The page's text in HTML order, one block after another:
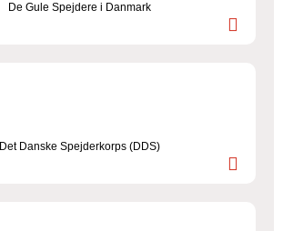
De Gule Spejdere i Danmark
Det Danske Spejderkorps (DDS)